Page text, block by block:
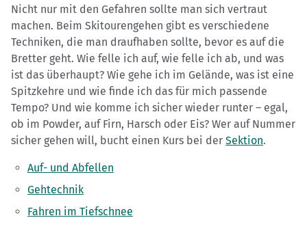
Nicht nur mit den Gefahren sollte man sich vertraut
machen. Beim Skitourengehen gibt es verschiedene
Techniken, die man draufhaben sollte, bevor es auf die
Bretter geht. Wie felle ich auf, wie felle ich ab, und was
ist das überhaupt? Wie gehe ich im Gelände, was ist eine
Spitzkehre und wie finde ich das für mich passende
Tempo? Und wie komme ich sicher wieder runter – egal,
ob im Powder, auf Firn, Harsch oder Eis? Wer auf Nummer
sicher gehen will, bucht einen Kurs bei der Sektion.
Auf- und Abfellen
Gehtechnik
Fahren im Tiefschnee